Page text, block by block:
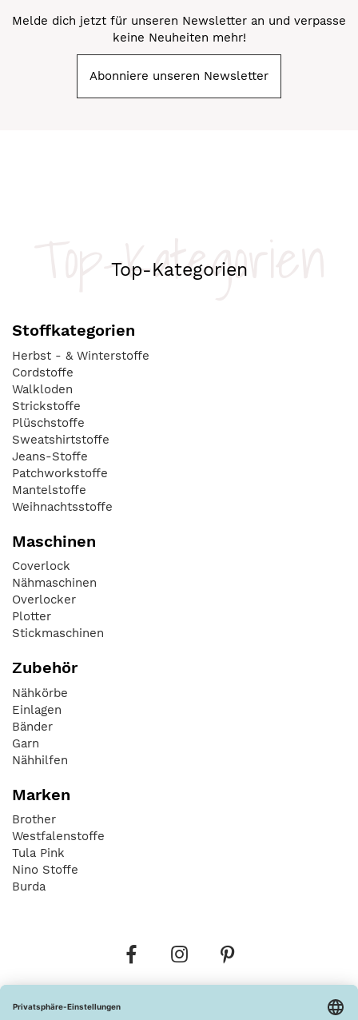
Melde dich jetzt für unseren Newsletter an und verpasse
keine Neuheiten mehr!
Abonniere unseren Newsletter
Top-Kategorien
Top-Kategorien
Stoffkategorien
Herbst - & Winterstoffe
Cordstoffe
Walkloden
Strickstoffe
Plüschstoffe
Sweatshirtstoffe
Jeans-Stoffe
Patchworkstoffe
Mantelstoffe
Weihnachtsstoffe
Maschinen
Coverlock
Nähmaschinen
Overlocker
Plotter
Stickmaschinen
Zubehör
Nähkörbe
Einlagen
Bänder
Garn
Nähhilfen
Marken
Brother
Westfalenstoffe
Tula Pink
Nino Stoffe
Burda